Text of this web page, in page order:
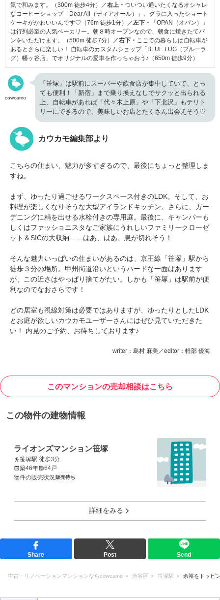
気で和みます。（300m 徒歩4分）／右上・ ついつい通いたくなるオシャレ
なコーヒーショップ「Dear All（ディアオール）」。グラに入ったショート
ケーキがかわいいんです♡（76m 徒歩1分）／左下・
「OPAN（オパン）」
は行列必至の人気ベーカリー。朝８時オープンなので、朝食に焼きたてパ
ンをいただけます。（500m 徒歩7分）／右下・ ここでの暮らしは自転車が
あるとさらに楽しい！ 自転車のカスタムショップ「BLUE LUG（ブルーラ
グ）幡ヶ谷店」でオリジナルの愛車を作っちゃおう♪（650m 徒歩9分）
cowcamo
「笹塚」は駅前にスーパーや飲食店が集中していて、とっ
ても便利！「新宿」まで乗り換えなしでサクッと出られる
上、自転車があれば「代々木上原」や「下北沢」もテリト
リーにできるので、美味しいお店とたくさん出会えそう♡
カウカモ編集部より
こちらの住まい、魅力が多すぎるので、最後にちょっと整理しま
すね。
まず、ゆったり過ごせるワークスペース付きのLDK。そして、お
料理が楽しくなりそうな大型アイランドキッチン。さらに、ガー
デニングに精を出せる水栓付きの専用庭。最後に、キャンパーも
しくはファッショニスタなご家族にうれしいファミリークローゼ
ット＆SICの大収納……はあ、はあ、息が切れそう！
そんな魅力いっぱいの住まいがあるのは、京王線「笹塚」駅から
徒歩３分の場所。甲州街道沿いというハードな一面はあります
が、この近さはやっぱり捨てがたい。しかも「笹塚」は駅前が便
利なのでなおさらです！
どの居室も視線対策は必要ではありますが、ゆったりとしたLDK
とお庭が欲しいカウカモユーザーさんにはぜひ見ていただきた
い！ 内見のご予約、お待ちしております♪
writer：島村 麻美／editor：軽部 優海
このマンションの売却相談はこちら
この物件の建物情報
ライオンズマンション笹塚
笹塚駅 徒歩3分
築46年
64戸
物件の販売状況 販売待ち
詳細をみる
Share Post Send
中古・リノベーションマンションならcowcamo 渋谷区 笹塚駅 余裕をトッピ